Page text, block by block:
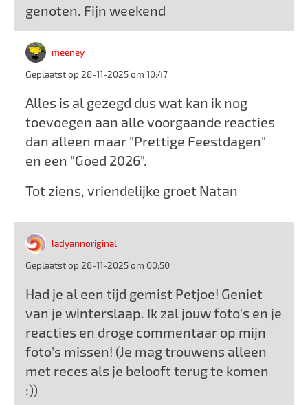
genoten. Fijn weekend
meeney
Geplaatst op 28-11-2025 om 10:47
Alles is al gezegd dus wat kan ik nog
toevoegen aan alle voorgaande reacties
dan alleen maar "Prettige Feestdagen"
en een "Goed 2026".
Tot ziens, vriendelijke groet Natan
ladyannoriginal
Geplaatst op 28-11-2025 om 00:50
Had je al een tijd gemist Petjoe! Geniet
van je winterslaap. Ik zal jouw foto's en je
reacties en droge commentaar op mijn
foto's missen! (Je mag trouwens alleen
met reces als je belooft terug te komen
:))